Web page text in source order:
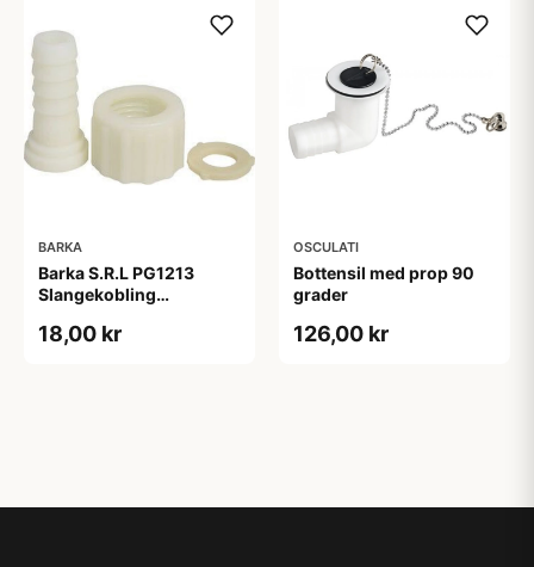
BARKA
Barka S.R.L PG1213
Slangekobling
Invendigt Gevind
18,00 kr
OSCULATI
Bottensil med prop 90
grader
126,00 kr